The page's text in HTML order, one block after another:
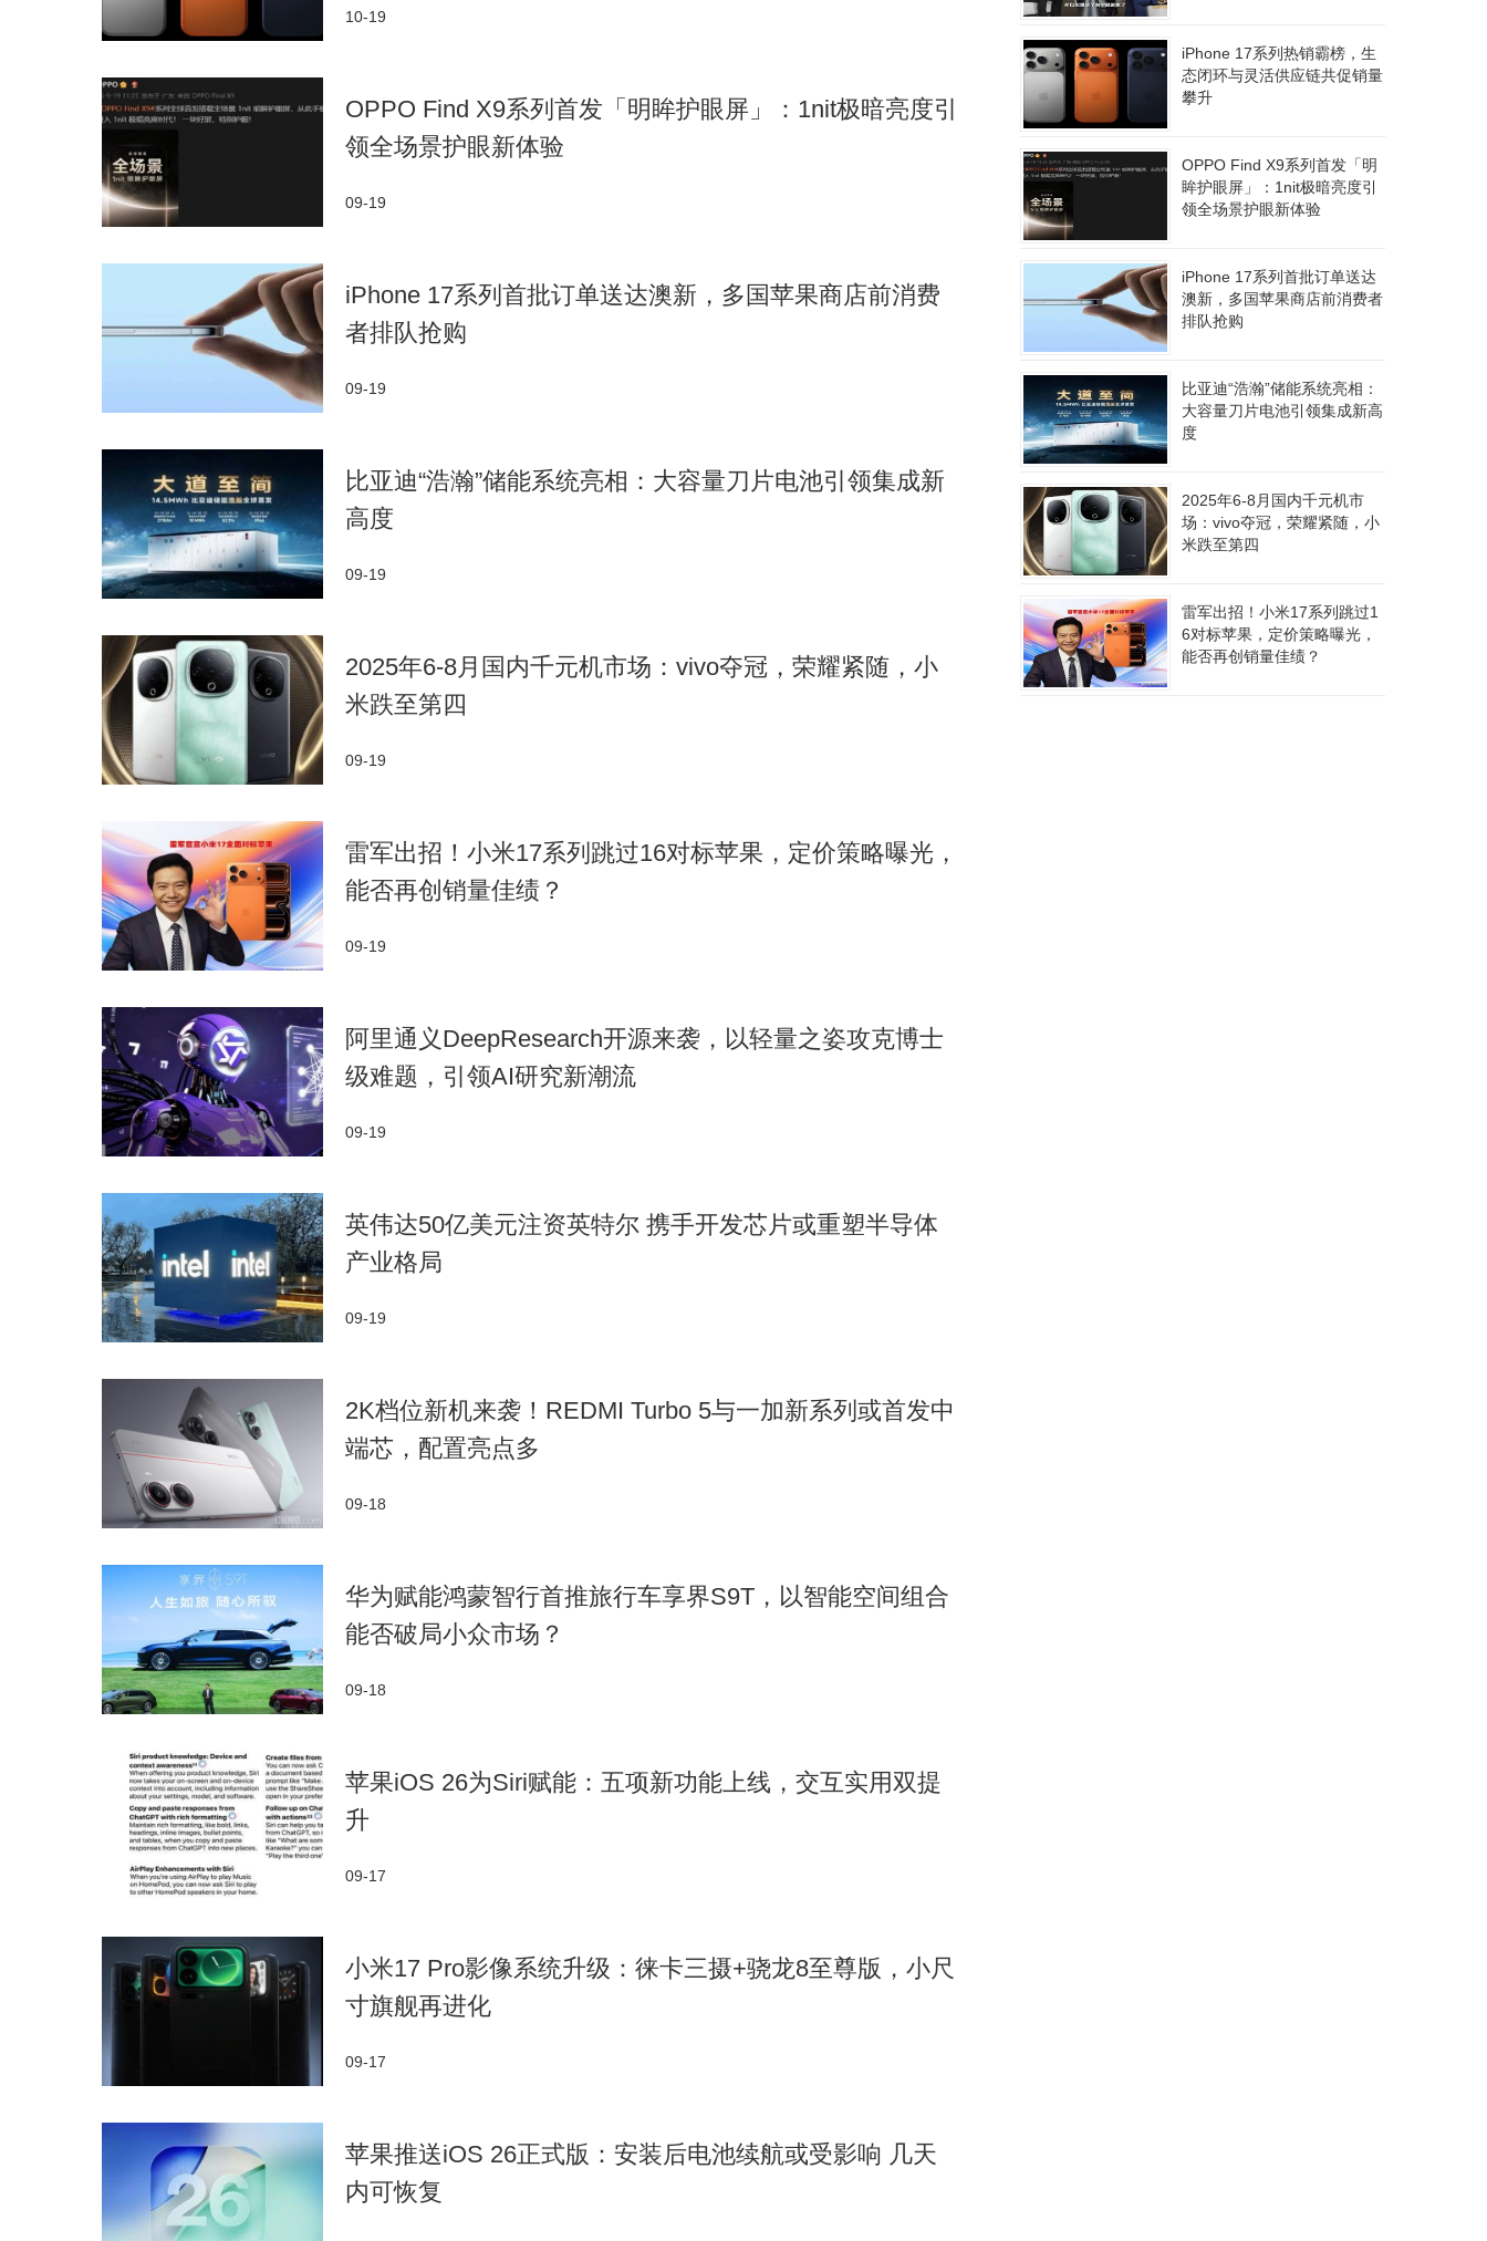
10-19
OPPO Find X9系列首发「明眸护眼屏」：1nit极暗亮度引
领全场景护眼新体验
09-19
iPhone 17系列首批订单送达澳新，多国苹果商店前消费
者排队抢购
09-19
比亚迪“浩瀚”储能系统亮相：大容量刀片电池引领集成新
高度
09-19
2025年6-8月国内千元机市场：vivo夺冠，荣耀紧随，小
米跌至第四
09-19
雷军出招！小米17系列跳过16对标苹果，定价策略曝光，
能否再创销量佳绩？
09-19
阿里通义DeepResearch开源来袭，以轻量之姿攻克博士
级难题，引领AI研究新潮流
09-19
​英伟达50亿美元注资英特尔 携手开发芯片或重塑半导体
产业格局​
09-19
​2K档位新机来袭！REDMI Turbo 5与一加新系列或首发中
端芯，配置亮点多​
09-18
华为赋能鸿蒙智行首推旅行车享界S9T，以智能空间组合
能否破局小众市场？
09-18
苹果iOS 26为Siri赋能：五项新功能上线，交互实用双提
升
09-17
小米17 Pro影像系统升级：徕卡三摄+骁龙8至尊版，小尺
寸旗舰再进化
09-17
苹果推送iOS 26正式版：安装后电池续航或受影响 几天
内可恢复
iPhone 17系列热销霸榜，生
态闭环与灵活供应链共促销量
攀升
OPPO Find X9系列首发「明
眸护眼屏」：1nit极暗亮度引
领全场景护眼新体验
iPhone 17系列首批订单送达
澳新，多国苹果商店前消费者
排队抢购
比亚迪“浩瀚”储能系统亮相：
大容量刀片电池引领集成新高
度
2025年6-8月国内千元机市
场：vivo夺冠，荣耀紧随，小
米跌至第四
雷军出招！小米17系列跳过1
6对标苹果，定价策略曝光，
能否再创销量佳绩？